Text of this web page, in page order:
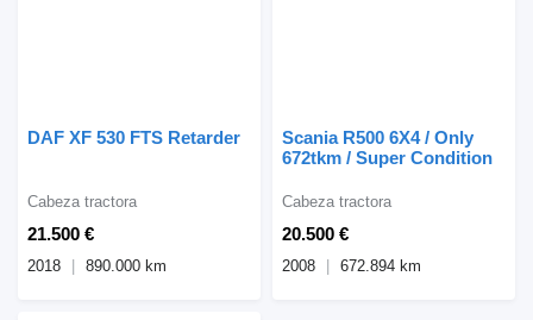
DAF XF 530 FTS Retarder
21.500 €
Cabeza tractora
2018 890.000 km
Scania R500 6X4 / Only
672tkm / Super Condition
20.500 €
Cabeza tractora
2008 672.894 km